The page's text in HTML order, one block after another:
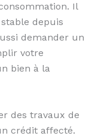
Il
depuis
demander un
votre
bien à la
des travaux de
crédit affecté.